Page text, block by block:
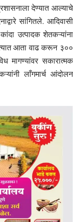
देण्यात आल्याचे
सांगितले. आदिवासी
कांदा उत्पादक शेतकऱ्यांना
आता वाढ करून ३००
मागण्यांवर सकारात्मक
लाँगमार्च आंदोलन